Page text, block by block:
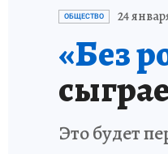
ОБЩЕСТВО 24
«Без
Это будет